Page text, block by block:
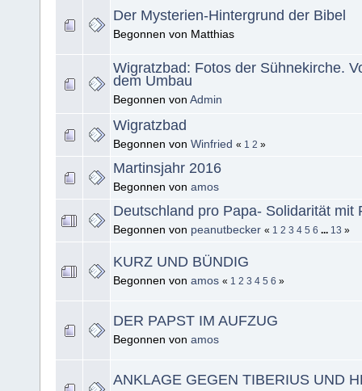
Der Mysterien-Hintergrund der Bibel
Begonnen von Matthias
Wigratzbad: Fotos der Sühnekirche.
dem Umbau
Begonnen von Admin
Wigratzbad
Begonnen von Winfried « 1 2 »
Martinsjahr 2016
Begonnen von amos
Deutschland pro Papa- Solidarität mit
Begonnen von peanutbecker « 1 2 3 4 5 6 ... 13 »
KURZ UND BÜNDIG
Begonnen von amos « 1 2 3 4 5 6 »
DER PAPST IM AUFZUG
Begonnen von amos
ANKLAGE GEGEN TIBERIUS UND